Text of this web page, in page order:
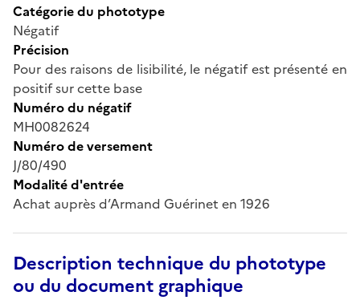
Catégorie du phototype
Négatif
Précision
Pour des raisons de lisibilité, le négatif est présenté en
positif sur cette base
Numéro du négatif
MH0082624
Numéro de versement
J/80/490
Modalité d'entrée
Achat auprès d’Armand Guérinet en 1926
Description technique du phototype
ou du document graphique